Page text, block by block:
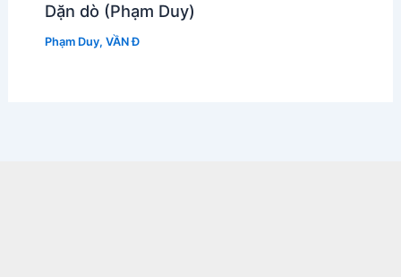
Dặn dò (Phạm Duy)
Phạm Duy, VẦN Đ